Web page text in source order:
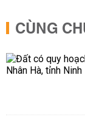
CÙNG